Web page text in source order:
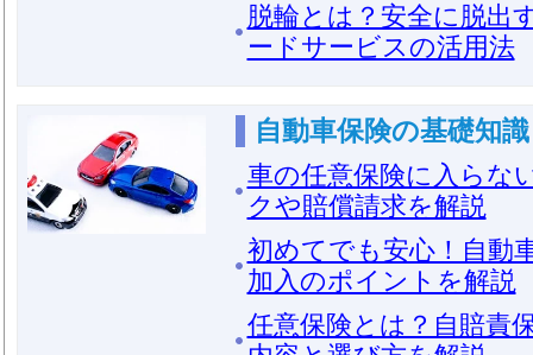
脱輪とは？安全に脱出
ードサービスの活用法
自動車保険の基礎知識
車の任意保険に入らな
クや賠償請求を解説
初めてでも安心！自動
加入のポイントを解説
任意保険とは？自賠責